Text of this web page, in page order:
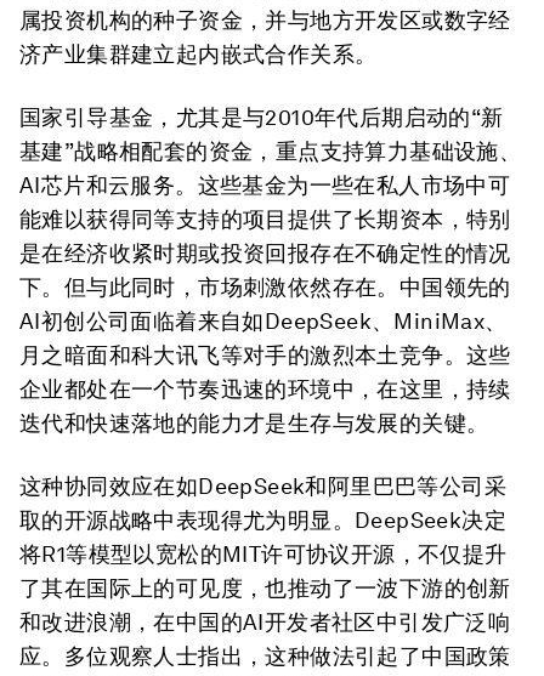
属投资机构的种子资金，并与地方开发区或数字经
济产业集群建立起内嵌式合作关系。
国家引导基金，尤其是与2010年代后期启动的“新
基建”战略相配套的资金，重点支持算力基础设施、
AI芯片和云服务。这些基金为一些在私人市场中可
能难以获得同等支持的项目提供了长期资本，特别
是在经济收紧时期或投资回报存在不确定性的情况
下。但与此同时，市场刺激依然存在。中国领先的
AI初创公司面临着来自如DeepSeek、MiniMax、
月之暗面和科大讯飞等对手的激烈本土竞争。这些
企业都处在一个节奏迅速的环境中，在这里，持续
迭代和快速落地的能力才是生存与发展的关键。
这种协同效应在如DeepSeek和阿里巴巴等公司采
取的开源战略中表现得尤为明显。DeepSeek决定
将R1等模型以宽松的MIT许可协议开源，不仅提升
了其在国际上的可见度，也推动了一波下游的创新
和改进浪潮，在中国的AI开发者社区中引发广泛响
应。多位观察人士指出，这种做法引起了中国政策